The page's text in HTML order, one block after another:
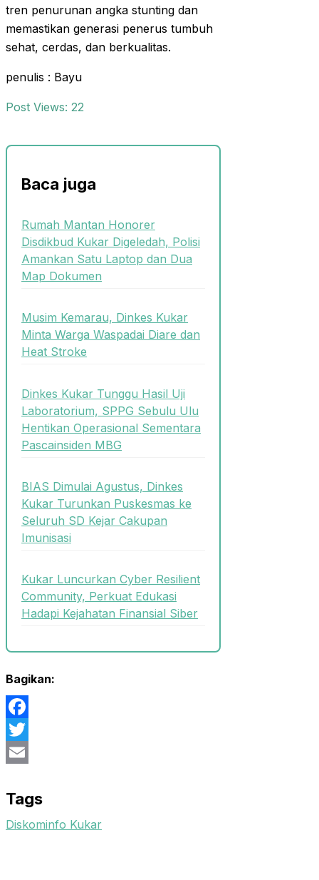
tren penurunan angka stunting dan
memastikan generasi penerus tumbuh
sehat, cerdas, dan berkualitas.
penulis : Bayu
Post Views: 22
Baca juga
Rumah Mantan Honorer
Disdikbud Kukar Digeledah, Polisi
Amankan Satu Laptop dan Dua
Map Dokumen
Musim Kemarau, Dinkes Kukar
Minta Warga Waspadai Diare dan
Heat Stroke
Dinkes Kukar Tunggu Hasil Uji
Laboratorium, SPPG Sebulu Ulu
Hentikan Operasional Sementara
Pascainsiden MBG
BIAS Dimulai Agustus, Dinkes
Kukar Turunkan Puskesmas ke
Seluruh SD Kejar Cakupan
Imunisasi
Kukar Luncurkan Cyber Resilient
Community, Perkuat Edukasi
Hadapi Kejahatan Finansial Siber
Bagikan:
Facebook
Twitter
Tags
Diskominfo Kukar